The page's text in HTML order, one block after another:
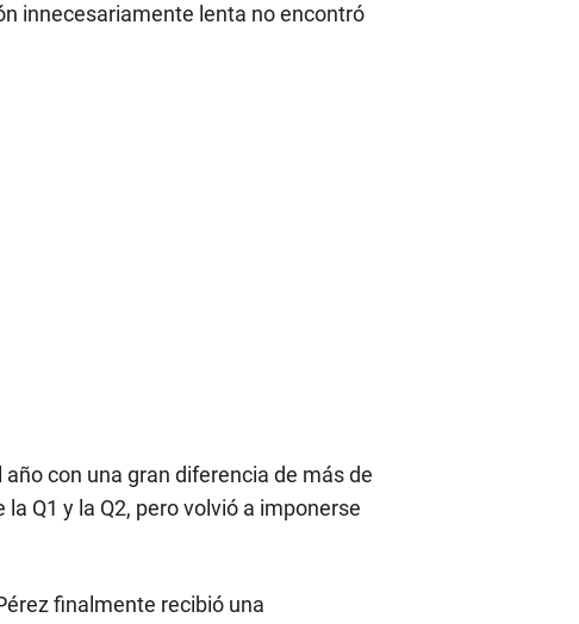
innecesariamente lenta no encontró
con una gran diferencia de más de
Q1 y la Q2, pero volvió a imponerse
finalmente recibió una